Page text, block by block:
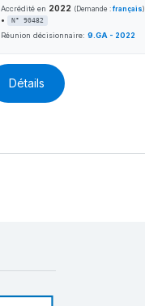
Accrédité en 2022 (Demande : français)
• N° 90482
Réunion décisionnaire: 9.GA - 2022
Détails